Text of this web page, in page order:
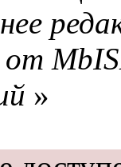
»